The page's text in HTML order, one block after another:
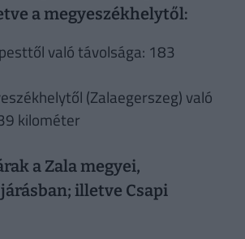
a megyeszékhelytől:
való távolsága: 183
(Zalaegerszeg) való
kilométer
a Zala megyei,
illetve Csapi